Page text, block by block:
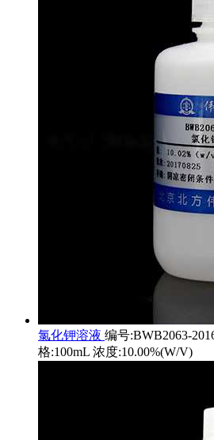
氯化钾溶液 编号:BWB2063-
格:100mL 浓度:10.00%(W/V)